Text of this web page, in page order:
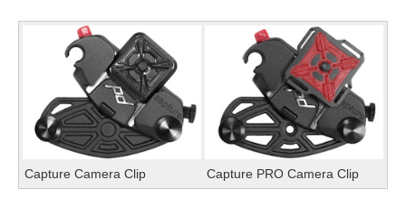
Capture Camera Clip Capture PRO Camera Clip